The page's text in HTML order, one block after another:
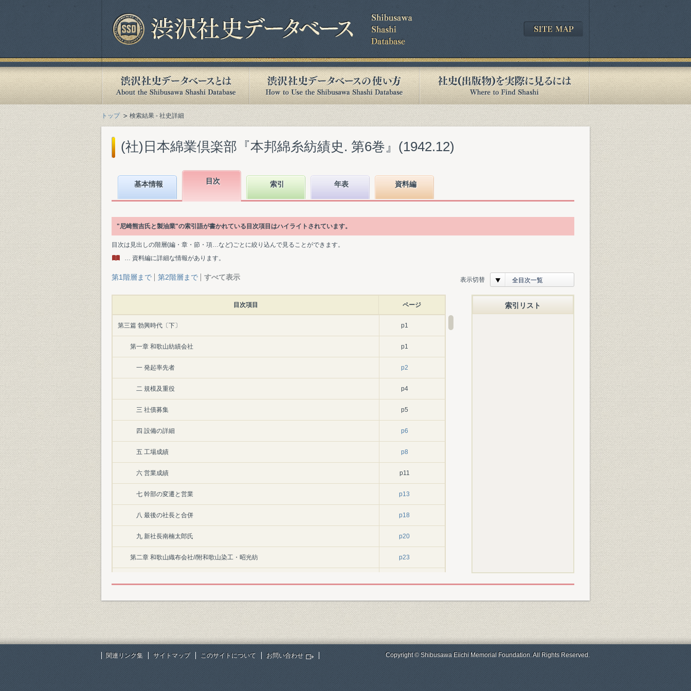
トップ 検索結果 - 社史詳細
(社)日本綿業倶楽部『本邦綿糸紡績史. 第6巻』(1942.12)
基本情報 目次 索引 年表 資料編
"尼崎熊吉氏と製油業"の索引語が書かれている目次項目はハイライトされています。
目次は見出しの階層(編・章・節・項…など)ごとに絞り込んで見ることができます。
… 資料編に詳細な情報があります。
第1階層まで 第2階層まで すべて表示 表示切替 全目次一覧
目次項目 ページ
第三篇 勃興時代〔下〕 p1
第一章 和歌山紡績会社 p1
一 発起率先者 p2
二 規模及重役 p4
三 社債募集 p5
四 設備の詳細 p6
五 工場成績 p8
六 営業成績 p11
七 幹部の変遷と営業 p13
八 最後の社長と合併 p18
九 新社長南楠太郎氏 p20
第二章 和歌山織布会社//附和歌山染工・昭光紡 p23
二 創立総会 p26
三 営業成績 p28
四 工場成績 p30
索引リスト
関連リンク集 サイトマップ このサイトについて お問い合わせ Copyright © Shibusawa Eiichi Memorial Foundation. All Rights Reserved.